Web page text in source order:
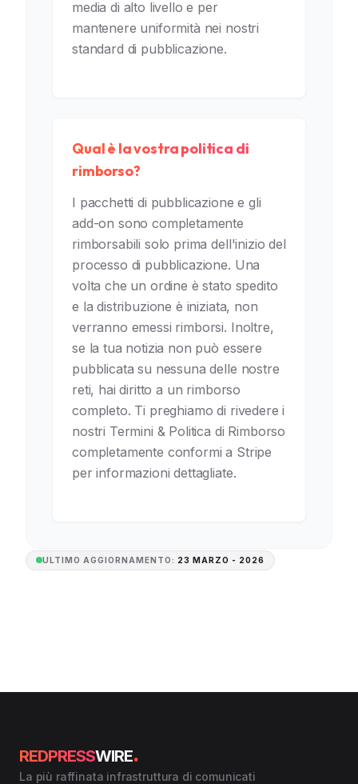
media di alto livello e per
mantenere uniformità nei nostri
standard di pubblicazione.
Qual è la vostra politica di
rimborso?
I pacchetti di pubblicazione e gli
add-on sono completamente
rimborsabili solo prima dell'inizio del
processo di pubblicazione. Una
volta che un ordine è stato spedito
e la distribuzione è iniziata, non
verranno emessi rimborsi. Inoltre,
se la tua notizia non può essere
pubblicata su nessuna delle nostre
reti, hai diritto a un rimborso
completo. Ti preghiamo di rivedere i
nostri Termini & Politica di Rimborso
completamente conformi a Stripe
per informazioni dettagliate.
ULTIMO AGGIORNAMENTO: 23 MARZO - 2026
REDPRESSWIRE.
La più raffinata infrastruttura di comunicati